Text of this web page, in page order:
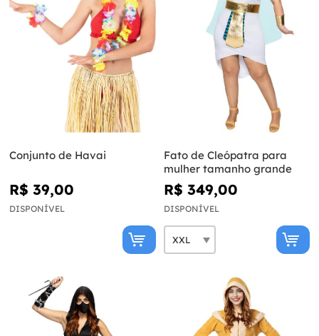
Conjunto de Havai
R$ 39,00
DISPONÍVEL
Fato de Cleópatra para
mulher tamanho grande
R$ 349,00
DISPONÍVEL